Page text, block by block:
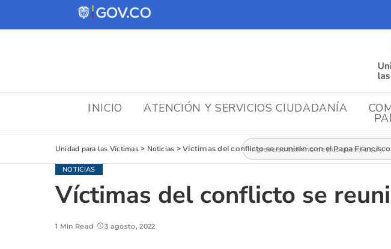
INICIO ATENCIÓN Y SERVICIOS CIUDADANÍA
Buscar:
Unidad para las Víctimas> Noticias >Víctimas del conflicto se reunirán con el Papa Francisco
NOTICIAS
Víctimas del conflicto se
1 Min Read 3 agosto, 2022